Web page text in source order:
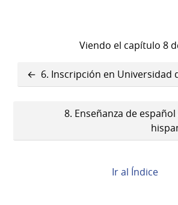
Viendo el capítulo 8
Enlaces
transversales
Book
6. Inscripción en Universidad
8. Enseñanza de
Ir al Índice